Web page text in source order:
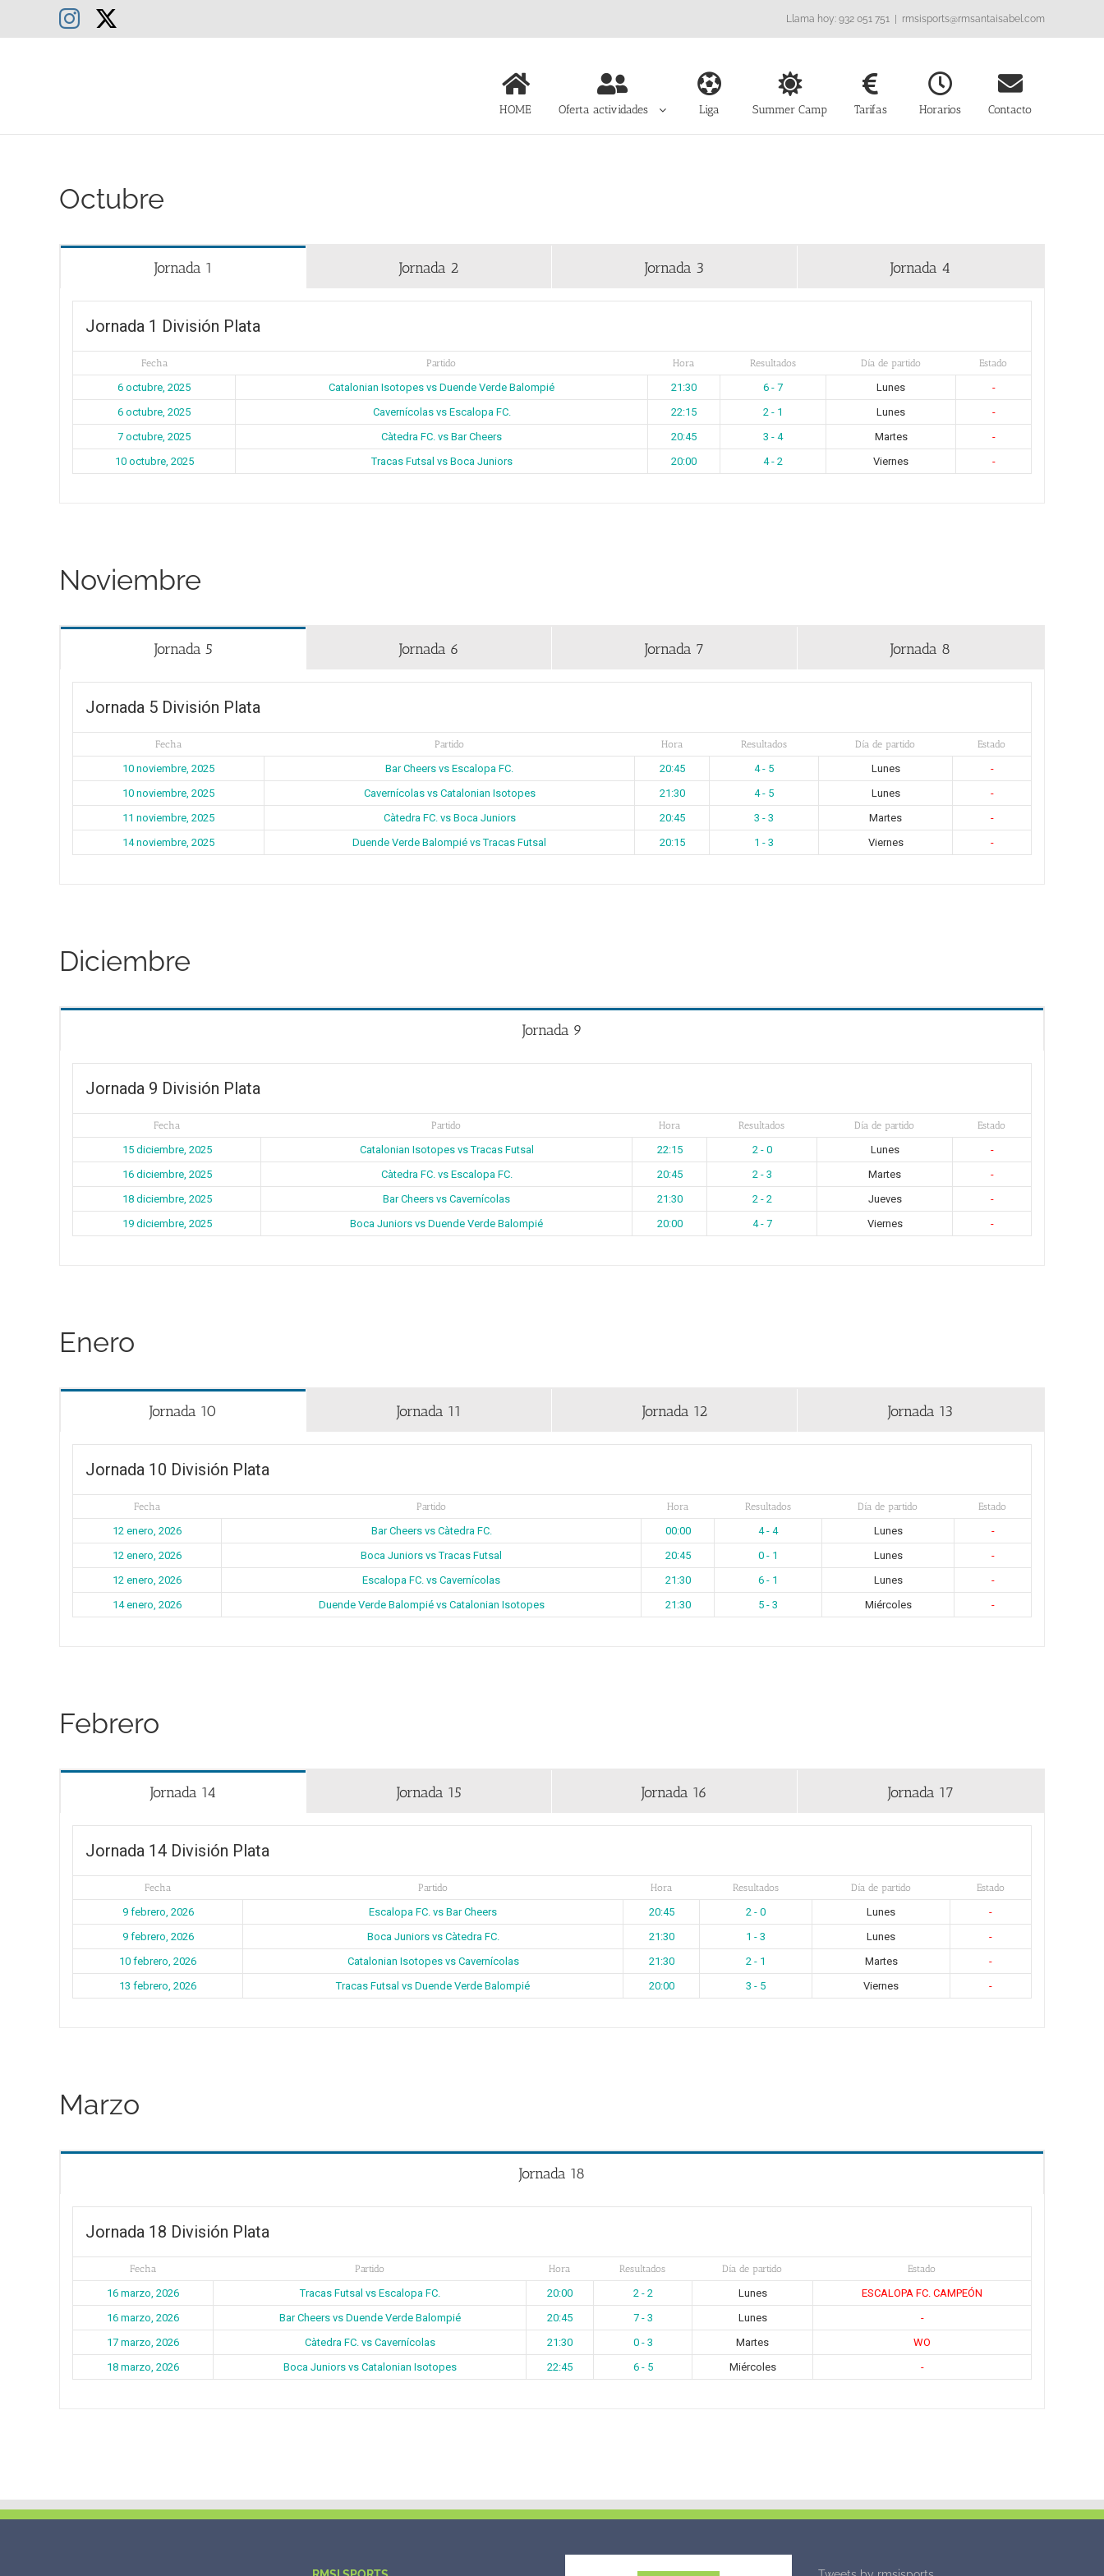
contenido
Llama hoy: 932 051 751 | rmsisports@rmsantaisabel.com
Instagram
HOME Oferta actividades Liga Summer Camp Tarifas Horarios Contacto
Octubre
Jornada 1 Jornada 2 Jornada 3 Jornada 4
Jornada 1 División Plata
Fecha Partido Hora Resultados Día de partido Estado
6 octubre, 2025 Catalonian Isotopes vs Duende Verde Balompié 21:30 6 - 7 Lunes
-
6 octubre, 2025
Cavernícolas vs Escalopa FC. 22:15 2 - 1 Lunes
-
7 octubre, 2025
Càtedra FC. vs Bar Cheers 20:45 3 - 4 Martes
-
10 octubre, 2025
Tracas Futsal vs Boca Juniors 20:00 4 - 2 Viernes -
Noviembre
Jornada 5 Jornada 6 Jornada 7 Jornada 8
Jornada 5 División Plata
Fecha Partido Hora Resultados Día de partido Estado
10 noviembre, 2025 Bar Cheers vs Escalopa FC. 20:45 4 - 5 Lunes
-
10 noviembre, 2025
Cavernícolas vs Catalonian Isotopes 21:30 4 - 5 Lunes
-
11 noviembre, 2025
Càtedra FC. vs Boca Juniors 20:45 3 - 3 Martes
-
14 noviembre, 2025
Duende Verde Balompié vs Tracas Futsal 20:15 1 - 3 Viernes -
Diciembre
Jornada 9
Jornada 9 División Plata
Fecha Partido Hora Resultados Día de partido Estado
15 diciembre, 2025 Catalonian Isotopes vs Tracas Futsal 22:15 2 - 0 Lunes
-
16 diciembre, 2025
Càtedra FC. vs Escalopa FC. 20:45 2 - 3 Martes
-
18 diciembre, 2025
Bar Cheers vs Cavernícolas 21:30 2 - 2 Jueves
-
19 diciembre, 2025
Boca Juniors vs Duende Verde Balompié 20:00 4 - 7 Viernes -
Enero
Jornada 10 Jornada 11 Jornada 12 Jornada 13
Jornada 10 División Plata
Fecha Partido Hora Resultados Día de partido Estado
12 enero, 2026 Bar Cheers vs Càtedra FC. 00:00 4 - 4 Lunes
-
12 enero, 2026
Boca Juniors vs Tracas Futsal 20:45 0 - 1 Lunes
-
12 enero, 2026
Escalopa FC. vs Cavernícolas 21:30 6 - 1 Lunes
-
14 enero, 2026
Duende Verde Balompié vs Catalonian Isotopes 21:30 5 - 3 Miércoles -
Febrero
Jornada 14 Jornada 15 Jornada 16 Jornada 17
Jornada 14 División Plata
Fecha Partido Hora Resultados Día de partido Estado
9 febrero, 2026 Escalopa FC. vs Bar Cheers 20:45 2 - 0 Lunes
-
9 febrero, 2026
Boca Juniors vs Càtedra FC. 21:30 1 - 3 Lunes
-
10 febrero, 2026
Catalonian Isotopes vs Cavernícolas 21:30 2 - 1 Martes
-
13 febrero, 2026
Tracas Futsal vs Duende Verde Balompié 20:00 3 - 5 Viernes -
Marzo
Jornada 18
Jornada 18 División Plata
Fecha Partido Hora Resultados Día de partido Estado
16 marzo, 2026 Tracas Futsal vs Escalopa FC. 20:00 2 - 2 Lunes
ESCALOPA FC. CAMPEÓN
16 marzo, 2026
Bar Cheers vs Duende Verde Balompié 20:45 7 - 3 Lunes
-
17 marzo, 2026
Càtedra FC. vs Cavernícolas 21:30 0 - 3 Martes
WO
18 marzo, 2026
Boca Juniors vs Catalonian Isotopes 22:45 6 - 5 Miércoles -